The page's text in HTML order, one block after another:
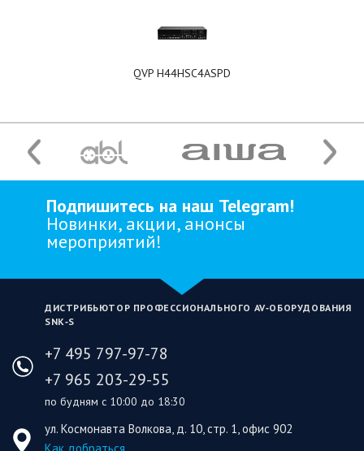
QVP H44HSC4ASPD
Подпишитесь на наш Telegram!
Новинки, акции, анонсы
мероприятий!
ДИСТРИБЬЮТОР ПРОФЕССИОНАЛЬНОГО AV‑ОБОРУДОВАНИЯ
SNK‑S
+7 495 797-97-78
+7 965 203-29-55
по будням с 10:00 до 18:30
ул. Космонавта Волкова, д. 10, стр. 1, офис 902